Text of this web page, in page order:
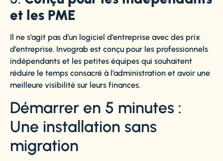
et les PME
Il ne s’agit pas d’un logiciel d’entreprise avec des prix
d’entreprise. Invograb est conçu pour les professionnels
indépendants et les petites équipes qui souhaitent
réduire le temps consacré à l’administration et avoir une
meilleure visibilité sur leurs finances.
Démarrer en 5 minutes :
Une installation sans
migration